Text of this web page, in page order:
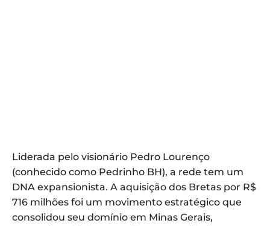
Liderada pelo visionário Pedro Lourenço
(conhecido como Pedrinho BH), a rede tem um
DNA expansionista. A aquisição dos Bretas por R$
716 milhões foi um movimento estratégico que
consolidou seu domínio em Minas Gerais,